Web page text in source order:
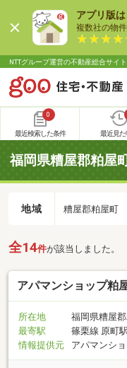
アプリ版
複数社の物
NTTグループ運営の不動産総合サイ
0
最近検索した条件 最近見た
福岡県糟屋郡粕屋
地域 糟屋郡粕屋町
全14件が該当しました。
アパマンショップ粕
所在地
福岡県糟屋
最寄駅
篠栗線 原町
情報提供元
アパマンシ